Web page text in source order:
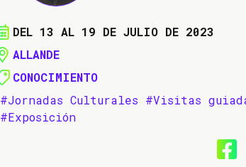
DEL 13 AL 19 DE JULIO DE 2023
ALLANDE
CONOCIMIENTO
#Jornadas Culturales #Visitas
#Exposición